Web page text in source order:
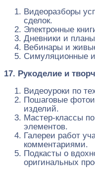
Видеоразборы
сделок.
Электронные
Дневники и
Вебинары и
Симуляционные
17. Рукоделие и
Видеоуроки по
Пошаговые
изделий.
Мастер-классы
элементов.
Галереи работ
комментариями.
Подкасты о
оригинальных